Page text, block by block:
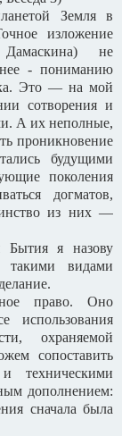
Земля в
изложение
не
- пониманию
Это — на мой
сотворения и
А их неполные,
проникновение
будущими
поколения
догматов,
из них —
Бытия я назову
такими видами
право. Оно
использования
охраняемой
сопоставить
техническими
дополнением:
сначала была